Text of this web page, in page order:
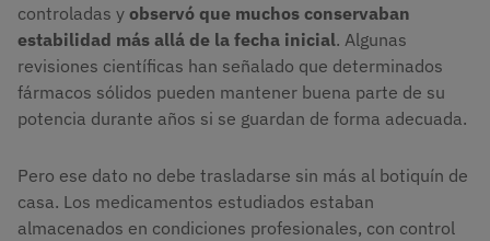
controladas y observó que muchos conservaban
estabilidad más allá de la fecha inicial. Algunas
revisiones científicas han señalado que determinados
fármacos sólidos pueden mantener buena parte de su
potencia durante años si se guardan de forma adecuada.
Pero ese dato no debe trasladarse sin más al botiquín de
casa. Los medicamentos estudiados estaban
almacenados en condiciones profesionales, con control